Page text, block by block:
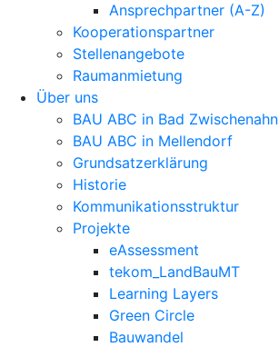
Ansprechpartner (A-Z)
Kooperationspartner
Stellenangebote
Raumanmietung
Über uns
BAU ABC in Bad Zwischenahn
BAU ABC in Mellendorf
Grundsatzerklärung
Historie
Kommunikationsstruktur
Projekte
eAssessment
tekom_LandBauMT
Learning Layers
Green Circle
Bauwandel